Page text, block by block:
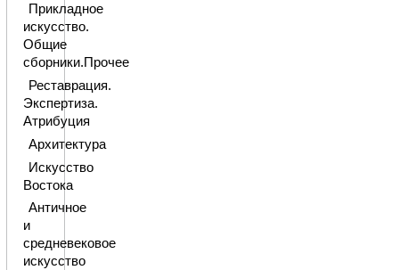
Прикладное
искусство.
Общие
сборники.Прочее
Реставрация.
Экспертиза.
Атрибуция
Архитектура
Искусство
Востока
Античное
и
средневековое
искусство